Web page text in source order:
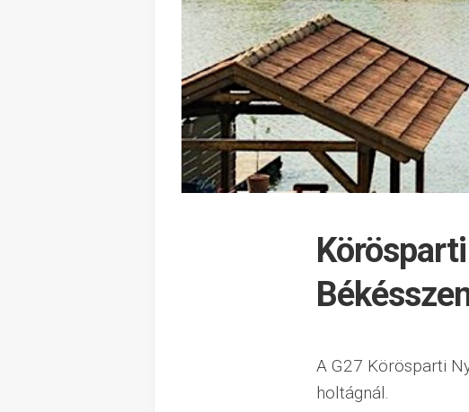
A G27 Körösparti
holtágnál.